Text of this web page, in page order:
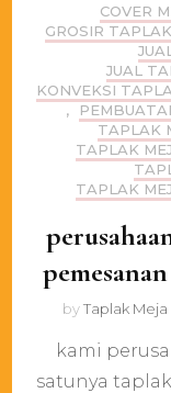
COVER
GROSIR
JUAL
KONVEKSI
,
TAPLAK
TAPLAK
TAPLAK
byTaplak Meja
kami
satunya